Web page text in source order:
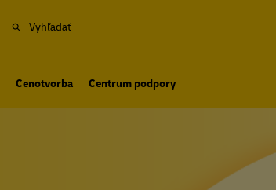
Vyhľadať
Cenotvorba Centrum podpory